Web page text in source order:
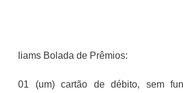
liams Bolada de Prêmios:
01 (um) cartão de débito, sem